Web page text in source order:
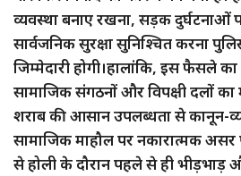
व्यवस्था बनाए रखना, सड़क दुर्घटनाओं
सार्वजनिक सुरक्षा सुनिश्चित करना
जिम्मेदारी होगी।हालांकि, इस फैसले
सामाजिक संगठनों और विपक्षी दलों का
शराब की आसान उपलब्धता से कानून-
सामाजिक माहौल पर नकारात्मक
से होली के दौरान पहले से ही भीड़भाड़